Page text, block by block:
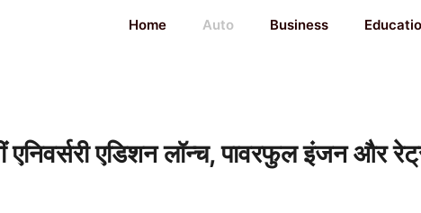
Home Auto Business
एडिशन लॉन्च, पावरफुल इंजन और